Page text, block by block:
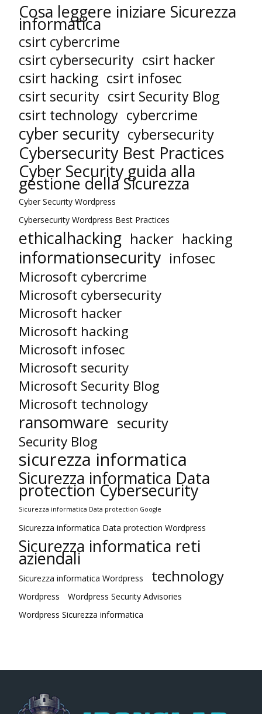
Cosa leggere iniziare Sicurezza
informatica
csirt cybercrime
csirt cybersecurity csirt hacker
csirt hacking csirt infosec
csirt security csirt Security Blog
csirt technology cybercrime
cyber security cybersecurity
Cybersecurity Best Practices
Cyber Security guida alla
gestione della Sicurezza
Cyber Security Wordpress
Cybersecurity Wordpress Best Practices
ethicalhacking hacker hacking
informationsecurity infosec
Microsoft cybercrime
Microsoft cybersecurity
Microsoft hacker
Microsoft hacking
Microsoft infosec
Microsoft security
Microsoft Security Blog
Microsoft technology
ransomware security
Security Blog
sicurezza informatica
Sicurezza informatica Data
protection Cybersecurity
Sicurezza informatica Data protection Google
Sicurezza informatica Data protection Wordpress
Sicurezza informatica reti
aziendali
Sicurezza informatica Wordpress technology
Wordpress
Wordpress Security Advisories
Wordpress Sicurezza informatica